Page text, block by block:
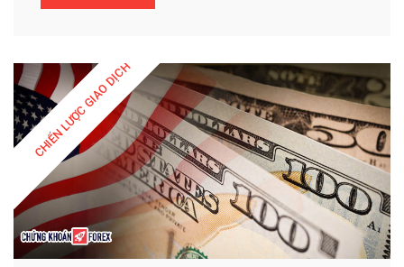
CHIẾN LƯỢC GIAO DỊCH